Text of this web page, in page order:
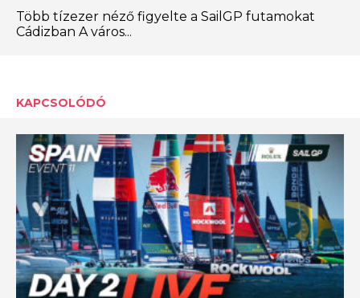
Több tízezer néző figyelte a SailGP futamokat
Cádizban A város...
KAPCSOLÓDÓ